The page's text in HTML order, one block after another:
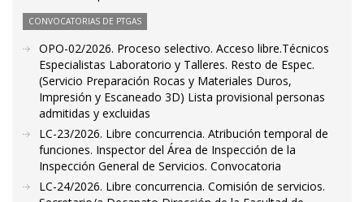
CONVOCATORIAS DE PTGAS
OPO-02/2026. Proceso selectivo. Acceso libre.Técnicos
Especialistas Laboratorio y Talleres. Resto de Espec.
(Servicio Preparación Rocas y Materiales Duros,
Impresión y Escaneado 3D) Lista provisional personas
admitidas y excluidas
LC-23/2026. Libre concurrencia. Atribución temporal de
funciones. Inspector del Área de Inspección de la
Inspección General de Servicios. Convocatoria
LC-24/2026. Libre concurrencia. Comisión de servicios.